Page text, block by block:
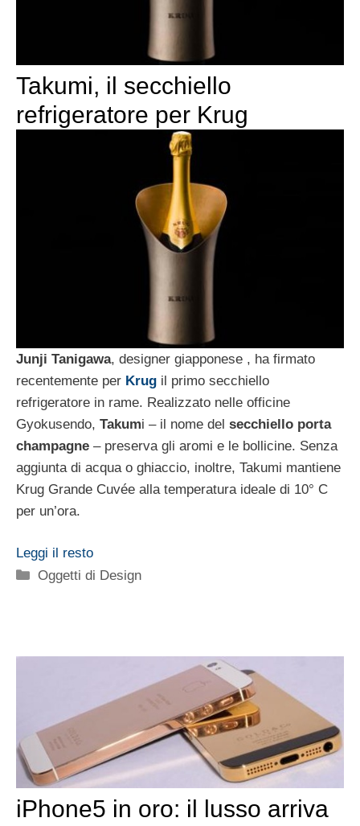
Takumi, il secchiello
refrigeratore per Krug
Junji Tanigawa, designer giapponese , ha firmato
recentemente per Krug il primo secchiello
refrigeratore in rame. Realizzato nelle officine
Gyokusendo, Takumi – il nome del secchiello porta
champagne – preserva gli aromi e le bollicine. Senza
aggiunta di acqua o ghiaccio, inoltre, Takumi mantiene
Krug Grande Cuvée alla temperatura ideale di 10° C
per un’ora.
Leggi il resto
Categorie
Oggetti di Design
iPhone5 in oro: il lusso arriva